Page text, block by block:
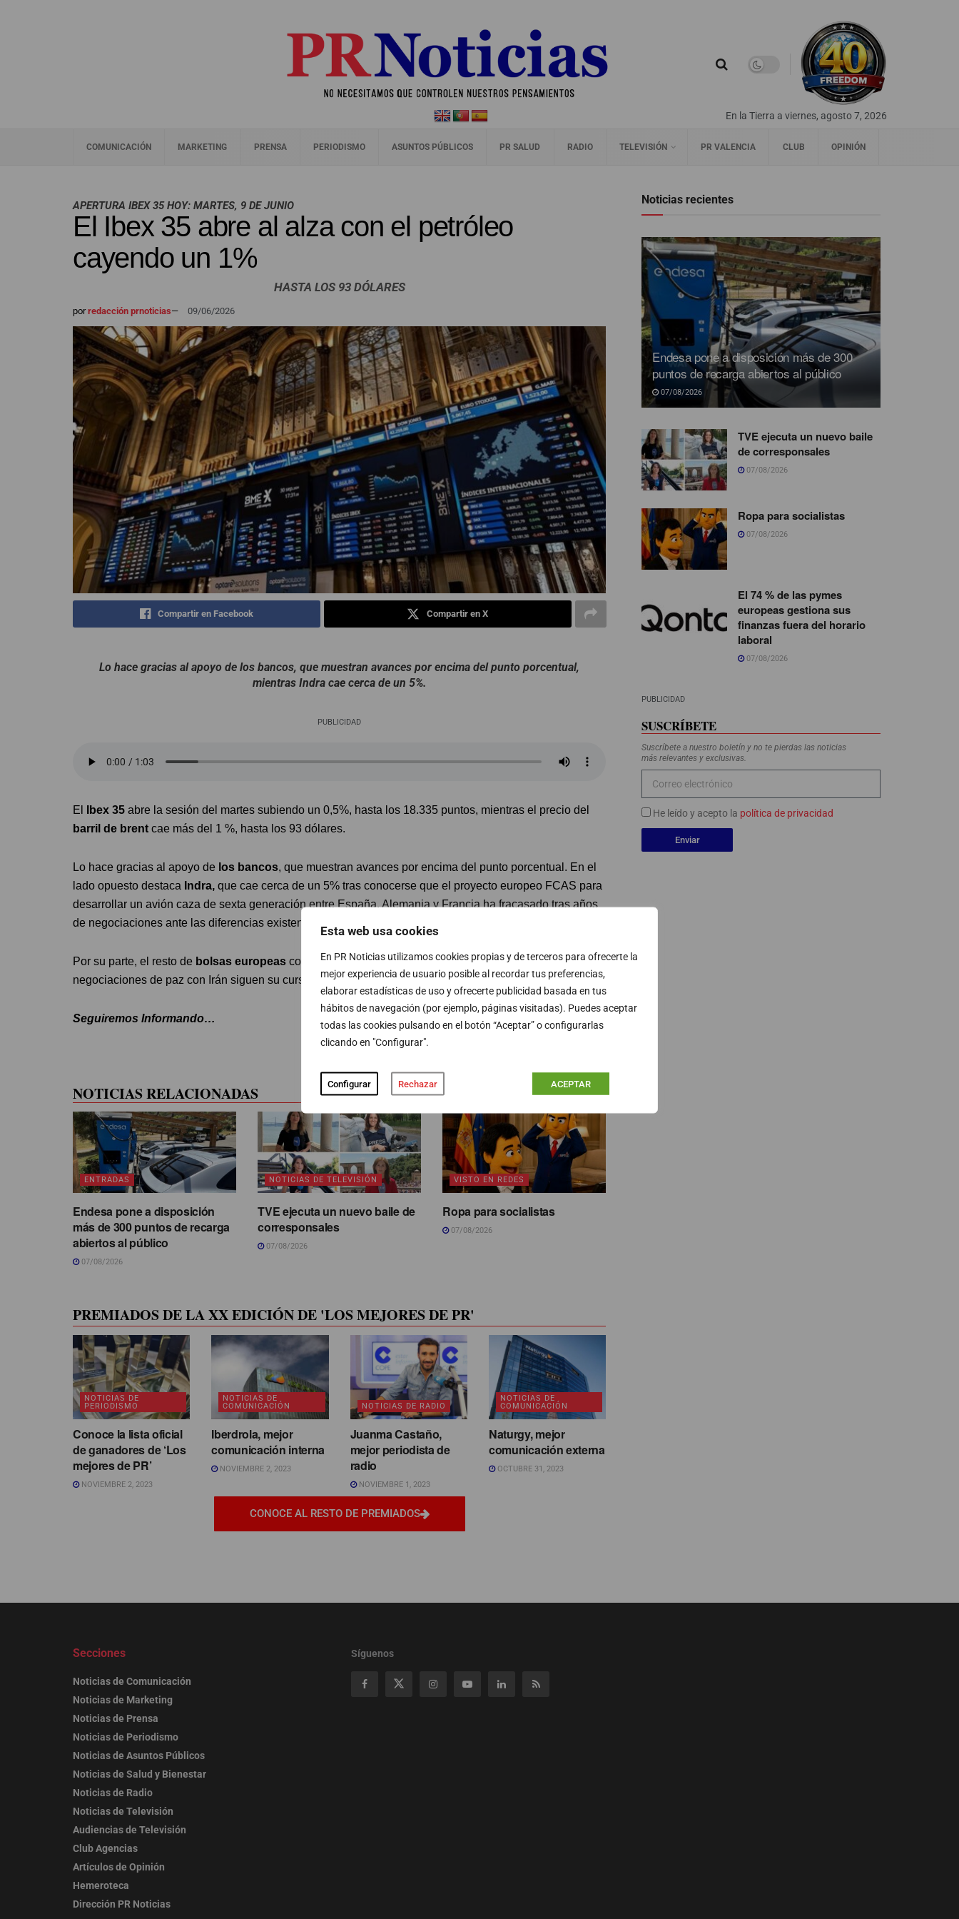
Esta web usa cookies
En PR Noticias utilizamos cookies propias y de terceros para ofrecerte la
mejor experiencia de usuario posible al recordar tus preferencias,
elaborar estadísticas de uso y ofrecerte publicidad basada en tus
hábitos de navegación (por ejemplo, páginas visitadas). Puedes aceptar
todas las cookies pulsando en el botón “Aceptar” o configurarlas
clicando en "Configurar".
Configurar Rechazar ACEPTAR
En la Tierra a viernes, agosto 7, 2026
COMUNICACIÓN MARKETING PRENSA PERIODISMO ASUNTOS PÚBLICOS PR SALUD RADIO TELEVISIÓN PR VALENCIA CLUB OPINIÓN
APERTURA IBEX 35 HOY: MARTES, 9 DE JUNIO
El Ibex 35 abre al alza con el petróleo
cayendo un 1%
HASTA LOS 93 DÓLARES
porredacción prnoticias— 09/06/2026
Compartir en Facebook Compartir en X
Lo hace gracias al apoyo de los bancos, que muestran avances por encima del punto porcentual,
mientras Indra cae cerca de un 5%.
PUBLICIDAD
El Ibex 35 abre la sesión del martes subiendo un 0,5%, hasta los 18.335 puntos, mientras el precio del
barril de brent cae más del 1 %, hasta los 93 dólares.
Lo hace gracias al apoyo de los bancos, que muestran avances por encima del punto porcentual. En el
lado opuesto destaca Indra, que cae cerca de un 5% tras conocerse que el proyecto europeo FCAS para
desarrollar un avión caza de sexta generación entre España, Alemania y Francia ha fracasado tras años
de negociaciones ante las diferencias existentes entre los socios.
Por su parte, el resto de bolsas europeas cotizan en positivo tras señalarDonald Trump que las
negociaciones de paz con Irán siguen su curso.
Seguiremos Informando…
NOTICIAS RELACIONADAS
ENTRADAS
Endesa pone a disposición
más de 300 puntos de recarga
abiertos al público
07/08/2026
NOTICIAS DE TELEVISIÓN
TVE ejecuta un nuevo baile de
corresponsales
07/08/2026
VISTO EN REDES
Ropa para socialistas
07/08/2026
PREMIADOS DE LA XX EDICIÓN DE 'LOS MEJORES DE PR'
NOTICIAS DE
PERIODISMO
Conoce la lista oficial
de ganadores de ‘Los
mejores de PR’
NOVIEMBRE 2, 2023
NOTICIAS DE
COMUNICACIÓN
Iberdrola, mejor
comunicación interna
NOVIEMBRE 2, 2023
NOTICIAS DE RADIO
Juanma Castaño,
mejor periodista de
radio
NOVIEMBRE 1, 2023
NOTICIAS DE
COMUNICACIÓN
Naturgy, mejor
comunicación externa
OCTUBRE 31, 2023
CONOCE AL RESTO DE PREMIADOS
Noticias recientes
Endesa pone a disposición más de 300
puntos de recarga abiertos al público
07/08/2026
TVE ejecuta un nuevo baile
de corresponsales
07/08/2026
Ropa para socialistas
07/08/2026
El 74 % de las pymes
europeas gestiona sus
finanzas fuera del horario
laboral
07/08/2026
PUBLICIDAD
SUSCRÍBETE
Suscríbete a nuestro boletín y no te pierdas las noticias
más relevantes y exclusivas.
He leído y acepto la política de privacidad
Enviar
Secciones
Noticias de Comunicación
Noticias de Marketing
Noticias de Prensa
Noticias de Periodismo
Noticias de Asuntos Públicos
Noticias de Salud y Bienestar
Noticias de Radio
Noticias de Televisión
Audiencias de Televisión
Club Agencias
Artículos de Opinión
Hemeroteca
Dirección PR Noticias
Síguenos